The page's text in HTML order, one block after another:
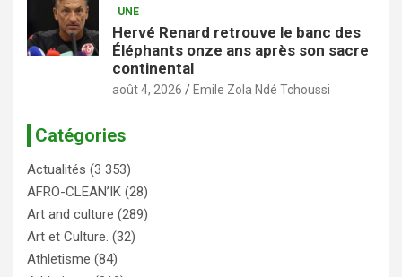
UNE
Hervé Renard retrouve le banc des
Éléphants onze ans après son sacre
continental
août 4, 2026 Emile Zola Ndé Tchoussi
Catégories
Actualités (3 353)
AFRO-CLEAN’IK (28)
Art and culture (289)
Art et Culture. (32)
Athletisme (84)